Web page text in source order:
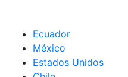
Ecuador
México
Estados Unidos